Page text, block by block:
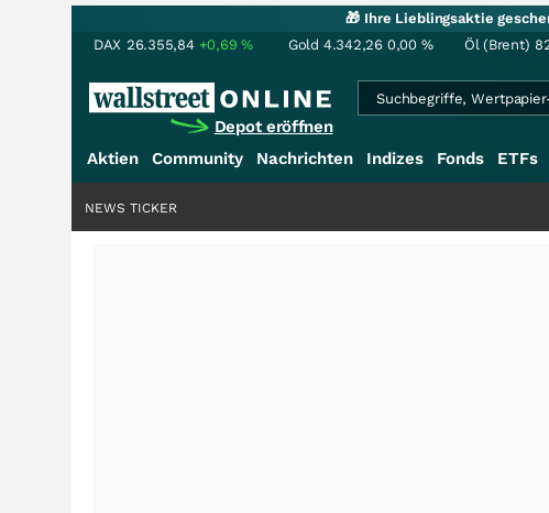
🎁 Ihre Lieblingsaktie
DAX 26.355,84 +0,69% Gold 4.342,26 0,00 % Öl (Brent)
Depot eröffnen
Aktien Community Nachrichten Indizes Fonds ETFs
NEWS TICKER